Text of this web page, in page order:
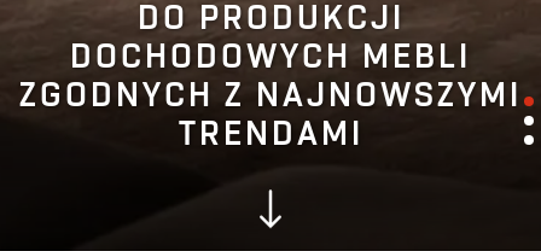
DO PRODUKCJI
DOCHODOWYCH MEBLI
ZGODNYCH Z NAJNOWSZYMI
TRENDAMI